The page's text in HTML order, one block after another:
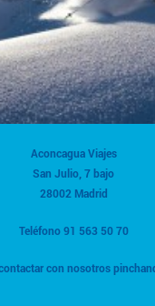
Aconcagua Viajes
San Julio, 7 bajo
28002 Madrid
Teléfono 91 563 50 70
con nosotros